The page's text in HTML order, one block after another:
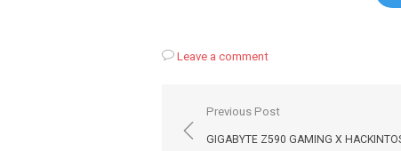
Leave a comment
Навигация
по
Previous Post
GIGABYTE Z590 GAMING X